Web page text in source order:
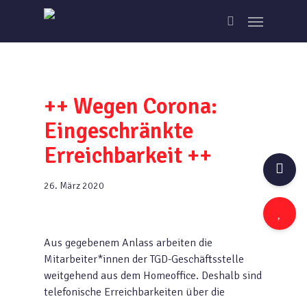
main
search
Menu
++ Wegen Corona:
Eingeschränkte
Erreichbarkeit ++
26. März 2020
Aus gegebenem Anlass arbeiten die
Mitarbeiter*innen der TGD-Geschäftsstelle
weitgehend aus dem Homeoffice. Deshalb sind
telefonische Erreichbarkeiten über die